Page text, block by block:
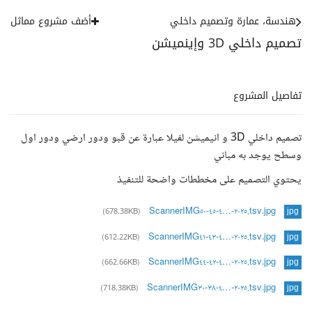
تصميم داخلي 3D وإينميشن
هندسة، عمارة وتصميم داخلي أضف مشروع مماثل
تفاصيل المشروع
تصميم داخلي 3D و انيميشن لفيلا عبارة عن قبو ودور ارضي ودور اول
وسطح يوجد به مباني
يحتوي التصميم على مخططات واضحة للتنفيذ
jpg ScannerIMG٢٠٢٥-…٤-٤٥-٥٠.tsv.jpg (678.38KB)
jpg ScannerIMG٢٠٢٥-…٤-٤٣-٤١.tsv.jpg (612.22KB)
jpg ScannerIMG٢٠٢٥-…٤-٤٢-٤٤.tsv.jpg (662.66KB)
jpg ScannerIMG٢٠٢٥-…٤-٣٨-٣٠.tsv.jpg (718.38KB)